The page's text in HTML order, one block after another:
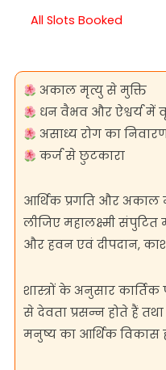
All Slots Booked
अकाल मृत्यु से मुक्ति
धन वैभव और ऐश्वर्य में
असाध्य रोग का
कर्ज से छुटकारा
आर्थिक प्रगति और
लीजिए महालक्ष्मी संपुटित
और हवन एवं दीपदान,
शास्त्रों के अनुसार
से देवता प्रसन्न होते हैं
मनुष्य का आर्थिक विकास